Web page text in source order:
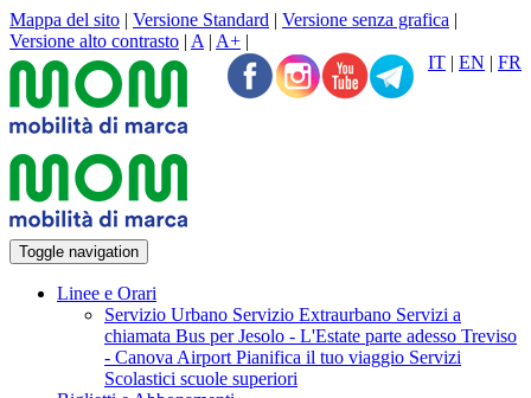
Mappa del sito | Versione Standard | Versione senza grafica |
Versione alto contrasto | A | A+ |
IT | EN | FR
Toggle navigation
Linee e Orari
Servizio Urbano Servizio Extraurbano Servizi a
chiamata Bus per Jesolo - L'Estate parte adesso Treviso
- Canova Airport Pianifica il tuo viaggio Servizi
Scolastici scuole superiori